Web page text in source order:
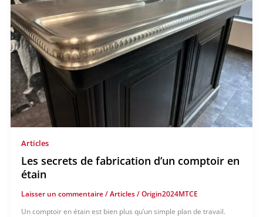
Articles
Les secrets de fabrication d’un comptoir en
étain
Laisser un commentaire/Articles/Origin2024MTCE
Un comptoir en étain est bien plus qu’un simple plan de travail.